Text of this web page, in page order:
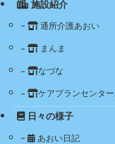
施設紹介
通所介護あおい
まんま
なづな
ケアプランセンタ
日々の様子
あおい日記